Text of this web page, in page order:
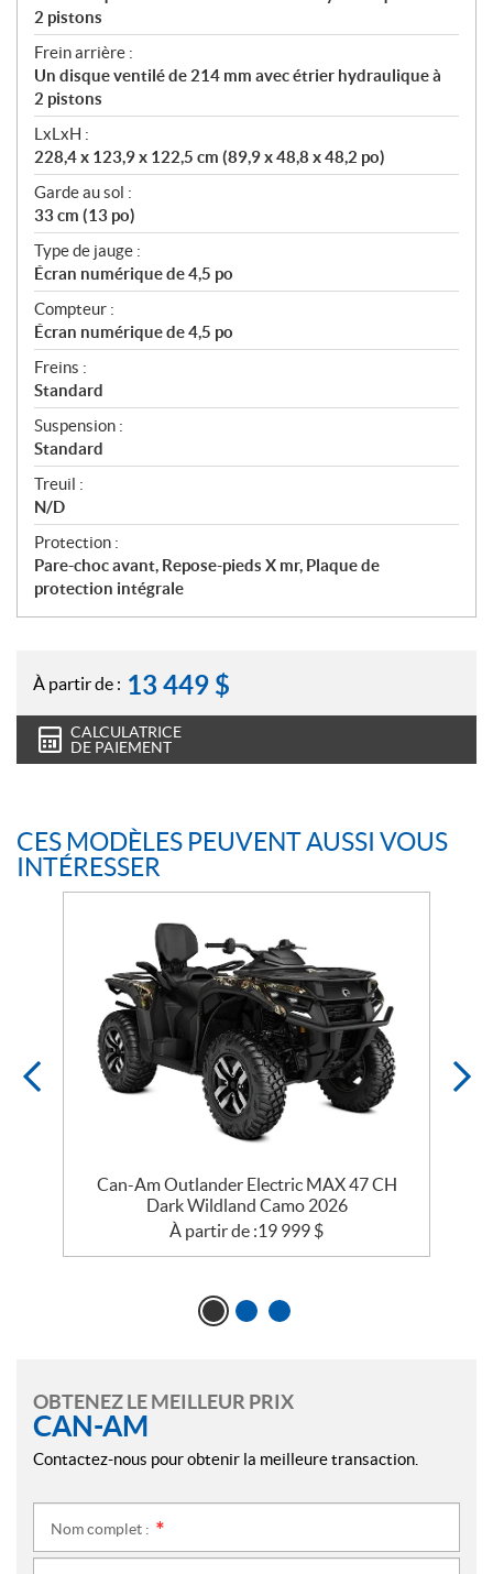
2 pistons
Frein arrière :
Un disque ventilé de 214 mm avec étrier hydraulique à
2 pistons
LxLxH :
228,4 x 123,9 x 122,5 cm (89,9 x 48,8 x 48,2 po)
Garde au sol :
33 cm (13 po)
Type de jauge :
Écran numérique de 4,5 po
Compteur :
Écran numérique de 4,5 po
Freins :
Standard
Suspension :
Standard
Treuil :
N/D
Protection :
Pare-choc avant, Repose-pieds X mr, Plaque de
protection intégrale
À partir de : 13 449 $
CALCULATRICE
DE PAIEMENT
CES MODÈLES PEUVENT AUSSI VOUS
INTÉRESSER
Can-Am Outlander Electric MAX 47 CH
Dark Wildland Camo 2026
À partir de :19 999 $
OBTENEZ LE MEILLEUR PRIX
CAN-AM
Contactez-nous pour obtenir la meilleure transaction.
Nom complet :